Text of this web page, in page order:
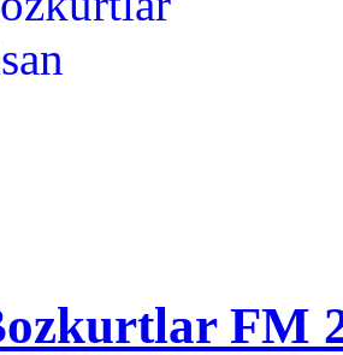
FM